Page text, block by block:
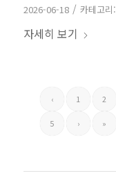
2026-06-18 / 카테고리:
자세히 보기
‹ 1 2
5 › »